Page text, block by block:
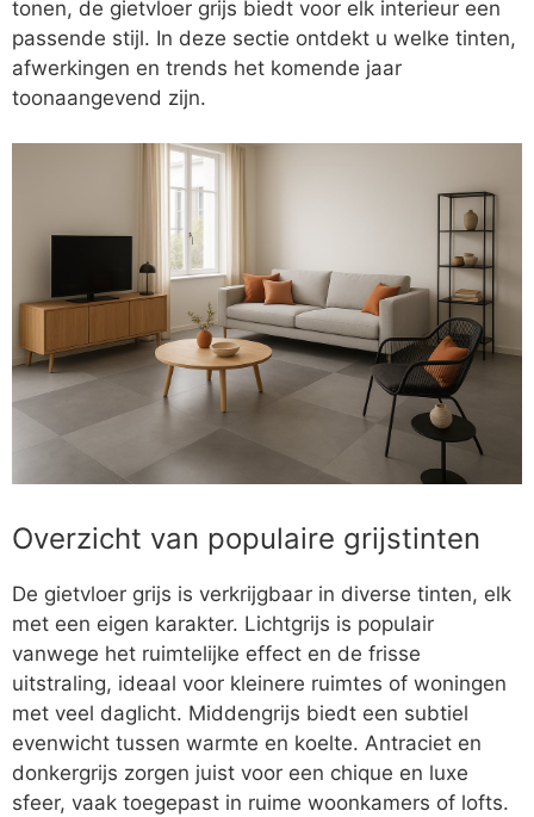
tonen, de gietvloer grijs biedt voor elk interieur een
passende stijl. In deze sectie ontdekt u welke tinten,
afwerkingen en trends het komende jaar
toonaangevend zijn.
Overzicht van populaire grijstinten
De gietvloer grijs is verkrijgbaar in diverse tinten, elk
met een eigen karakter. Lichtgrijs is populair
vanwege het ruimtelijke effect en de frisse
uitstraling, ideaal voor kleinere ruimtes of woningen
met veel daglicht. Middengrijs biedt een subtiel
evenwicht tussen warmte en koelte. Antraciet en
donkergrijs zorgen juist voor een chique en luxe
sfeer, vaak toegepast in ruime woonkamers of lofts.